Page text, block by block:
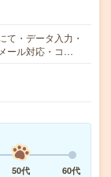
て・データ入力・
ール対応・コ…
50代
60代